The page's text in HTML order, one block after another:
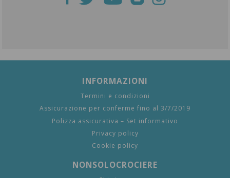
INFORMAZIONI
Termini e condizioni
Assicurazione per conferme fino al 3/7/2019
Polizza assicurativa – Set informativo
Privacy policy
Cookie policy
NONSOLOCROCIERE